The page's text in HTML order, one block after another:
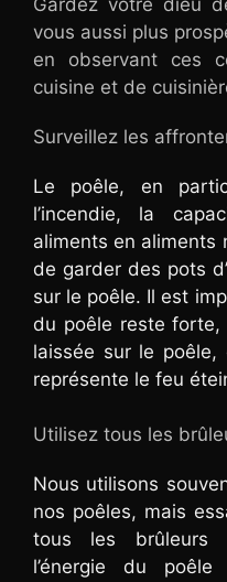
vous aussi plus
en observant ces
cuisine et de
Surveillez les
Le poêle, en
l’incendie, la
aliments en aliments
de garder des pots
sur le poêle. Il est
du poêle reste forte,
laissée sur le poêle,
représente le feu
Utilisez tous les
Nous utilisons
nos poêles, mais
tous les brûleurs
l’énergie du